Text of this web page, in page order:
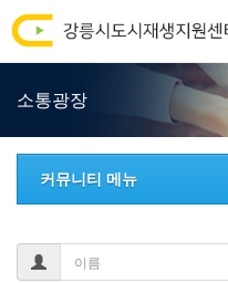
강
릉
시
도
시
재
소통광장
커뮤니티 메뉴